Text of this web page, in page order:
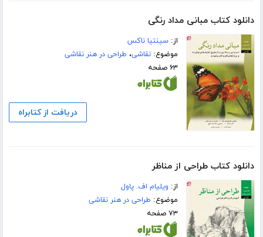
دانلود کتاب مبانی مداد رنگی
از:سینتیا ناکس
موضوع:نقاشی، طراحی در هنر نقاشی
۶۳ صفحه
دریافت از کتابراه
دانلود کتاب طراحی از مناظر
از: ویلیام اف. پاول
موضوع: طراحی در هنر نقاشی
۷۳ صفحه